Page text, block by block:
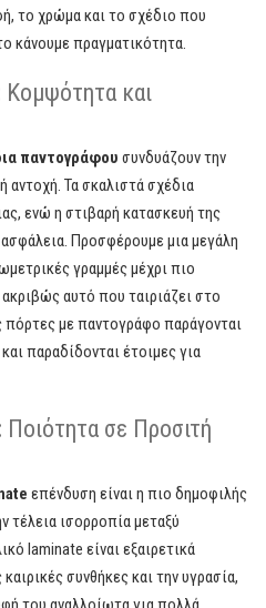
το χρώμα και το σχέδιο που
κάνουμε πραγματικότητα.
Κομψότητα και
παντογράφου συνδυάζουν την
Τα σκαλιστά σχέδια
ενώ η στιβαρή κατασκευή της
Προσφέρουμε μια μεγάλη
γραμμές μέχρι πιο
αυτό που ταιριάζει στο
με παντογράφο παράγονται
παραδίδονται έτοιμες για
Ποιότητα σε Προσιτή
επένδυση είναι η πιο δημοφιλής
τέλεια ισορροπία μεταξύ
laminate είναι εξαιρετικά
συνθήκες και την υγρασία,